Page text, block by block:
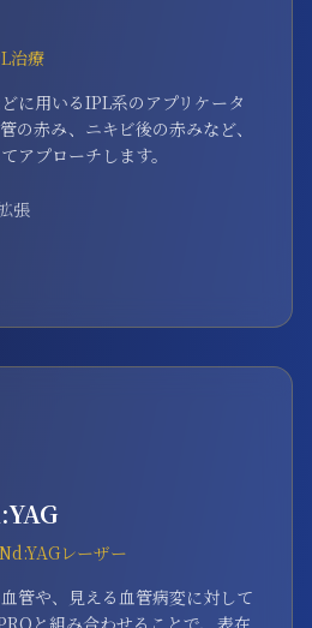
治療
に用いるIPL系のアプリケータ
の赤み、ニキビ後の赤みなど、
アプローチします。
張
レーザー
管や、見える血管病変に対して
と組み合わせることで、表在